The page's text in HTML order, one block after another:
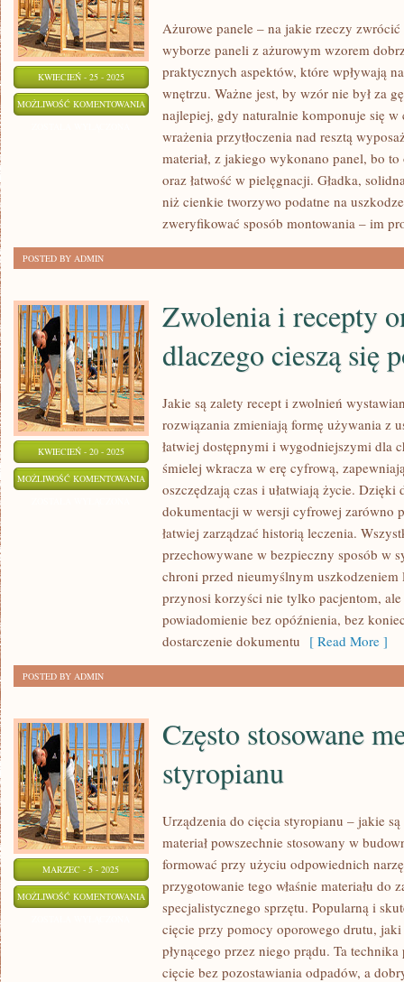
KWIECIEŃ - 25 - 2025
MOŻLIWOŚĆ KOMENTOWANIA
Ażurowe panele – na jakie rzeczy
wyborze paneli z ażurowym wzorem
praktycznych aspektów, które wpływają
wnętrzu. Ważne jest, by wzór nie był za
najlepiej, gdy naturalnie komponuje się w
wrażenia przytłoczenia nad resztą
materiał, z jakiego wykonano panel, bo to
oraz łatwość w pielęgnacji. Gładka,
niż cienkie tworzywo podatne na
zweryfikować sposób montowania – im
POSTED BY ADMIN
KWIECIEŃ - 20 - 2025
MOŻLIWOŚĆ KOMENTOWANIA
Zwolenia i recepty
dlaczego cieszą się
Jakie są zalety recept i zwolnień
rozwiązania zmieniają formę używania z
łatwiej dostępnymi i wygodniejszymi dla
śmielej wkracza w erę cyfrową,
oszczędzają czas i ułatwiają życie. Dzięki
dokumentacji w wersji cyfrowej zarówno
łatwiej zarządzać historią leczenia.
przechowywane w bezpieczny sposób w
chroni przed nieumyślnym
przynosi korzyści nie tylko pacjentom,
powiadomienie bez opóźnienia, bez
dostarczenie dokumentu [ Read More ]
POSTED BY ADMIN
MARZEC - 5 - 2025
MOŻLIWOŚĆ KOMENTOWANIA CZĘSTO
STOSOWANE
METODY
Często stosowane
styropianu
Urządzenia do cięcia styropianu – jakie
materiał powszechnie stosowany w
formować przy użyciu odpowiednich
przygotowanie tego właśnie materiału do
specjalistycznego sprzętu. Popularną i
cięcie przy pomocy oporowego drutu,
płynącego przez niego prądu. Ta
cięcie bez pozostawiania odpadów, a